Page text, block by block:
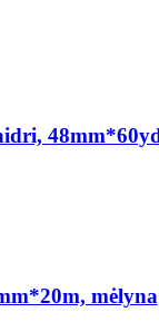
mėlyna